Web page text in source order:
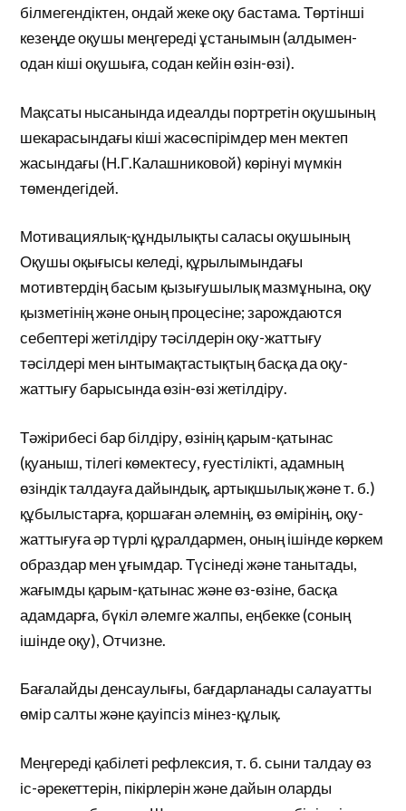
білмегендіктен, ондай жеке оқу бастама. Төртінші
кезеңде оқушы меңгереді ұстанымын (алдымен-
одан кіші оқушыға, содан кейін өзін-өзі).
Мақсаты нысанында идеалды портретін оқушының
шекарасындағы кіші жасөспірімдер мен мектеп
жасындағы (Н.Г.Калашниковой) көрінуі мүмкін
төмендегідей.
Мотивациялық-құндылықты саласы оқушының
Оқушы оқығысы келеді, құрылымындағы
мотивтердің басым қызығушылық мазмұнына, оқу
қызметінің және оның процесіне; зарождаются
себептері жетілдіру тәсілдерін оқу-жаттығу
тәсілдері мен ынтымақтастықтың басқа да оқу-
жаттығу барысында өзін-өзі жетілдіру.
Тәжірибесі бар білдіру, өзінің қарым-қатынас
(қуаныш, тілегі көмектесу, ғуестілікті, адамның
өзіндік талдауға дайындық, артықшылық және т. б.)
құбылыстарға, қоршаған әлемнің, өз өмірінің, оқу-
жаттығуға әр түрлі құралдармен, оның ішінде көркем
образдар мен ұғымдар. Түсінеді және танытады,
жағымды қарым-қатынас және өз-өзіне, басқа
адамдарға, бүкіл әлемге жалпы, еңбекке (соның
ішінде оқу), Отчизне.
Бағалайды денсаулығы, бағдарланады салауатты
өмір салты және қауіпсіз мінез-құлық.
Меңгереді қабілеті рефлексия, т. б. сыни талдау өз
іс-әрекеттерін, пікірлерін және дайын оларды